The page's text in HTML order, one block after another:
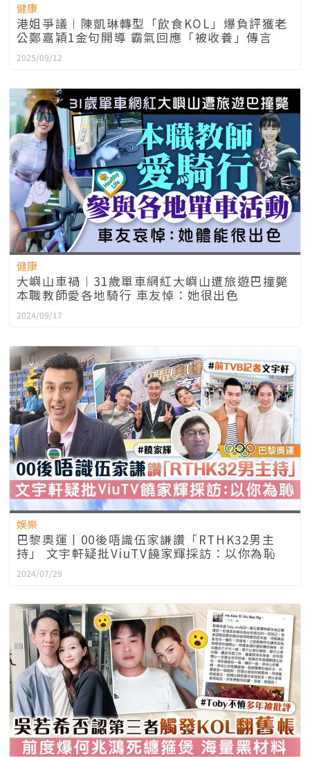
健康
港姐爭議︱陳凱琳轉型「飲食KOL」爆負評獲老
公鄭嘉穎1金句開導 霸氣回應「被收養」傳言
2025/09/12
健康
大嶼山車禍︱31歲單車網紅大嶼山遭旅遊巴撞斃
本職教師愛各地騎行 車友悼：她很出色
2024/09/17
娛樂
巴黎奧運丨00後唔識伍家謙讚「RTHK32男主
持」 文宇軒疑批ViuTV饒家輝採訪：以你為恥
2024/07/29